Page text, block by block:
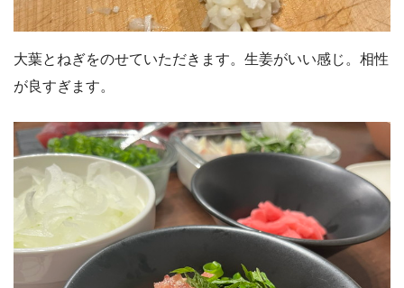
大葉とねぎをのせていただきます。生姜がいい感じ。相性
が良すぎます。